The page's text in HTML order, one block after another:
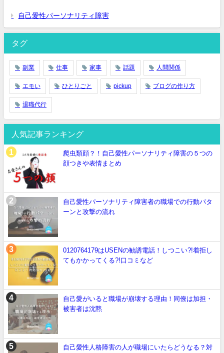
自己愛性パーソナリティ障害
タグ
副業 仕事 家事 話題 人間関係
エモい ひとりごと pickup ブログの作り方
退職代行
人気記事ランキング
爬虫類顔？！自己愛性パーソナリティ障害の５つの
顔つきや表情まとめ
自己愛性パーソナリティ障害者の職場での行動パタ
ーンと攻撃の流れ
0120764179はUSENの勧誘電話！しつこい?!着拒し
てもかかってくる?!口コミなど
自己愛がいると職場が崩壊する理由！同僚は加担・
被害者は沈黙
自己愛性人格障害の人が職場にいたらどうなる？対